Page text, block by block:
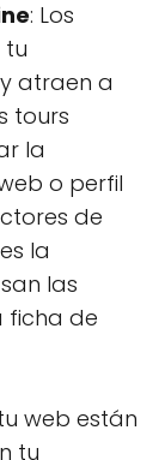
: Los
tu
atraen a
tours
la
o perfil
de
la
las
ficha de
web están
tu